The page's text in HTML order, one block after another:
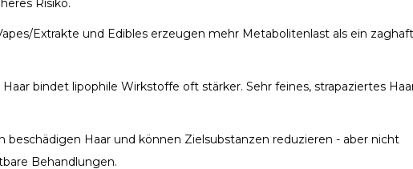
Risiko.
Extrakte und Edibles erzeugen mehr Metabolitenlast als ein
bindet lipophile Wirkstoffe oft stärker. Sehr feines, strapaziertes
beschädigen Haar und können Zielsubstanzen reduzieren - aber nicht
Behandlungen.